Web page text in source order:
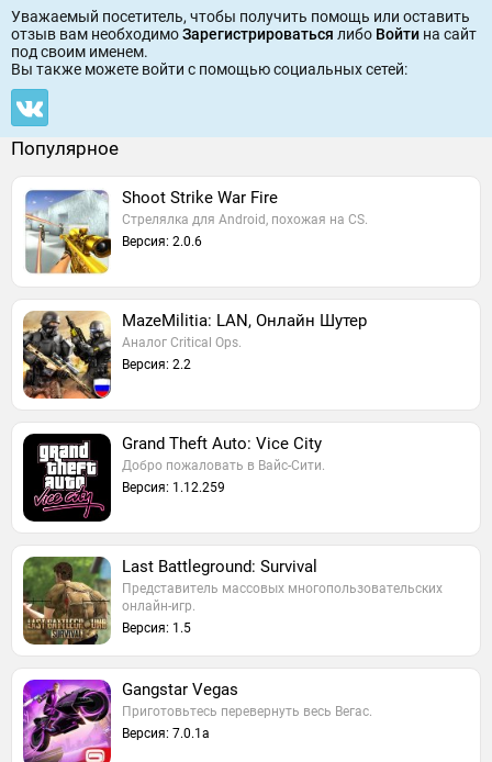
Уважаемый посетитель, чтобы получить помощь или оставить
отзыв вам необходимоЗарегистрироваться либо Войти на сайт
под своим именем.
Вы также можете войти c помощью социальных сетей:
Популярное
Shoot Strike War Fire
Стрелялка для Android, похожая на CS.
Версия: 2.0.6
MazeMilitia: LAN, Онлайн Шутер
Аналог Critical Ops.
Версия: 2.2
Grand Theft Auto: Vice City
Добро пожаловать в Вайс-Сити.
Версия: 1.12.259
Last Battleground: Survival
Представитель массовых многопользовательских
онлайн-игр.
Версия: 1.5
Gangstar Vegas
Приготовьтесь перевернуть весь Вегас.
Версия: 7.0.1a